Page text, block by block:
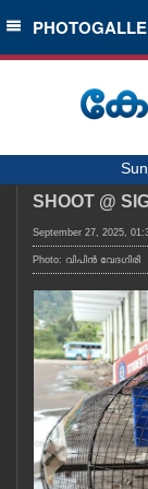
SECTIONS
HOME
NOTIFIED NEWS
KERALA
LOCAL
OBITUARY
NEWS 360
SHOOT @
September 27, 2025,
Photo: വിപിൻ വേദഗിരി